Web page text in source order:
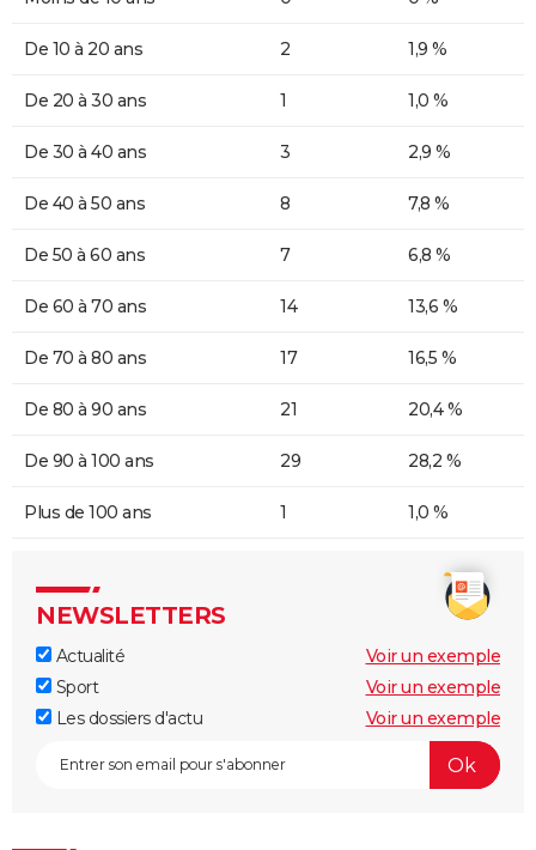
De 10 à 20 ans 2 1,9 %
De 20 à 30 ans 1 1,0 %
De 30 à 40 ans 3 2,9 %
De 40 à 50 ans 8 7,8 %
De 50 à 60 ans 7 6,8 %
De 60 à 70 ans 14 13,6 %
De 70 à 80 ans 17 16,5 %
De 80 à 90 ans 21 20,4 %
De 90 à 100 ans 29 28,2 %
Plus de 100 ans 1 1,0 %
NEWSLETTERS
Actualité
Voir un exemple
Sport
Voir un exemple
Les dossiers d'actu
Voir un exemple